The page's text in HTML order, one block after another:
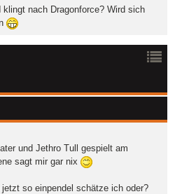
klingt nach Dragonforce? Wird sich
und Jethro Tull gespielt am
sagt mir gar nix
so einpendel schätze ich oder?